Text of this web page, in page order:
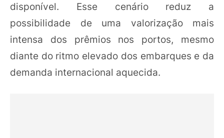
disponível. Esse cenário reduz a
possibilidade de uma valorização mais
intensa dos prêmios nos portos, mesmo
diante do ritmo elevado dos embarques e da
demanda internacional aquecida.